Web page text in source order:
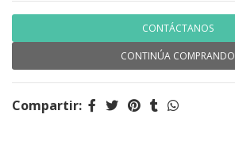
CONTÁCTANOS
CONTINÚA COMPRANDO
Compartir: